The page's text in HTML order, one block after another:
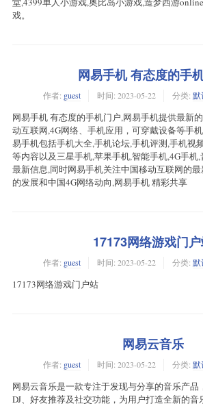
戏。
网易手机 有态度的手
作者: guest 时间: 2023-05-22 分类: 默
网易手机 有态度的手机门户,网易手机提供最新
动互联网,4G网络、手机应用，可穿戴设备等手
易手机包括手机大全,手机论坛,手机评测,手机视
等内容以及三星手机,苹果手机,智能手机,4G手机
最新信息,同时网易手机关注中国移动互联网的
的发展和中国4G网络动向,网易手机 精彩共享
17173网络游戏门
作者: guest 时间: 2023-05-22 分类: 默
17173网络游戏门户站
网易云音乐
作者: guest 时间: 2023-05-22 分类: 默
网易云音乐是一款专注于发现与分享的音乐产品
DJ、好友推荐及社交功能，为用户打造全新的音